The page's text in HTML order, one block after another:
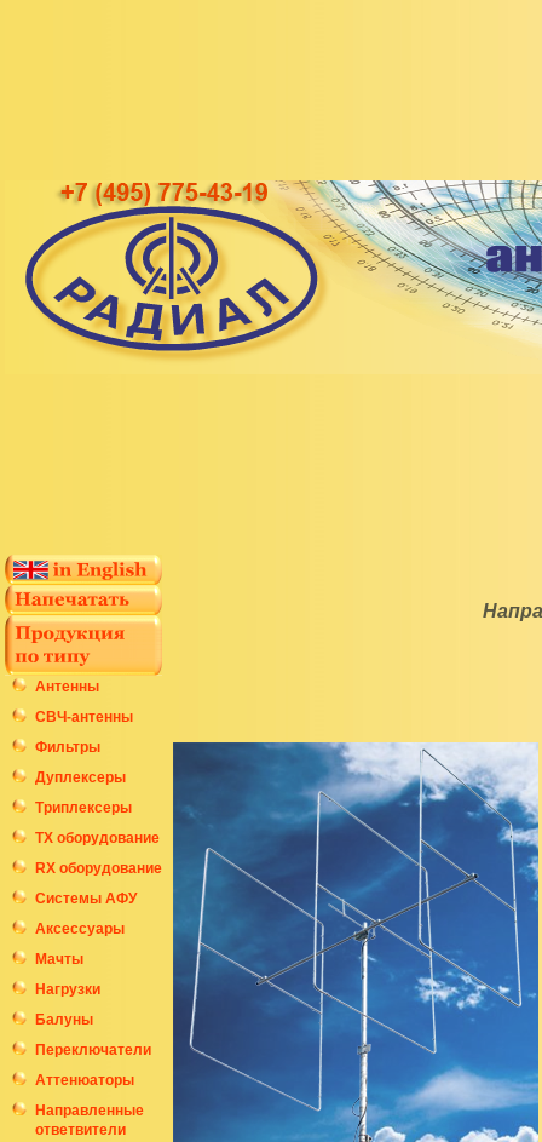
Антенны
СВЧ-антенны
Фильтры
Дуплексеры
Триплексеры
ТХ оборудование
RX оборудование
Системы АФУ
Аксессуары
Мачты
Нагрузки
Балуны
Переключатели
Аттенюаторы
Направленные
ответвители